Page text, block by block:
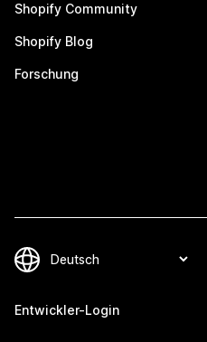
Shopify Community
Shopify Blog
Forschung
Entwickler-Login